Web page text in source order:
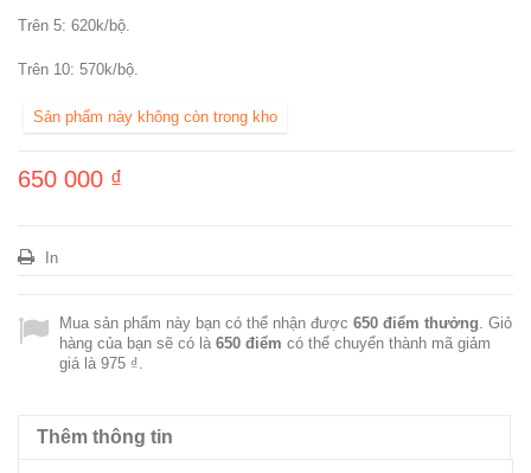
Trên 5: 620k/bộ.
Trên 10: 570k/bộ.
Sản phẩm này không còn trong kho
650 000 ₫
In
Mua sản phẩm này bạn có thể nhận được 650 điểm thưởng . Giỏ
hàng của bạn sẽ có là 650 điểm có thể chuyển thành mã giảm
giá là 975 ₫
Thêm thông tin